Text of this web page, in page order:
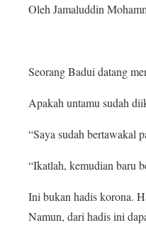
Oleh Jamaluddin
Seorang Badui datang
Apakah untamu sudah
“Saya sudah bertawakal
“Ikatlah, kemudian baru
Ini bukan hadis korona.
Namun, dari hadis ini